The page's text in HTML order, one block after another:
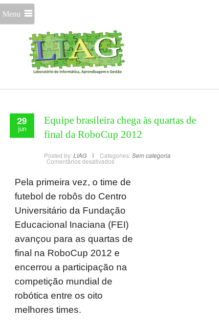
Menu
29
jun
Equipe brasileira chega às quartas de
final da RoboCup 2012
Posted by: LIAG Categories: Sem categoria
Comentários desativados
Pela primeira vez, o time de
futebol de robôs do Centro
Universitário da Fundação
Educacional Inaciana (FEI)
avançou para as quartas de
final na RoboCup 2012 e
encerrou a participação na
competição mundial de
robótica entre os oito
melhores times.